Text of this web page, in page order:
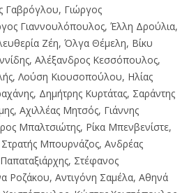
Γιώργος
Γιαννουλόπουλος, Έλλη Δρούλια,
Ζέη, Όλγα Θέμελη, Βίκυ
Αλέξανδρος Κεσσόπουλος,
Λούση Κιουσοπούλου, Ηλίας
Δημήτρης Κυρτάτας, Σαράντης
Αχιλλέας Μητσός, Γιάννης
Μπαλτσιώτης, Ρίκα Μπενβενίστε,
Μπουρνάζος, Ανδρέας
Στέφανος
Ροζάκου, Αντιγόνη Σαμέλα, Αθηνά